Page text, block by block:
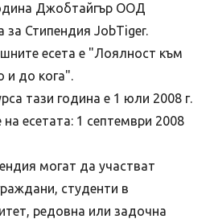
Джобтайгър ООД
за Стипендия JobTiger.
есета е "Лоялност към
и до кога".
тази година е 1 юли 2008 г.
есетата: 1 септември 2008
могат да участват
студенти в
редовна или задочна